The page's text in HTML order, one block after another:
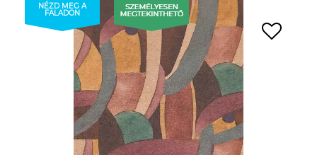
NÉZD MEG A
FALADON